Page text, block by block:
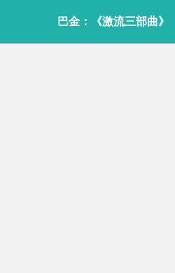
巴金：《激流三部曲》